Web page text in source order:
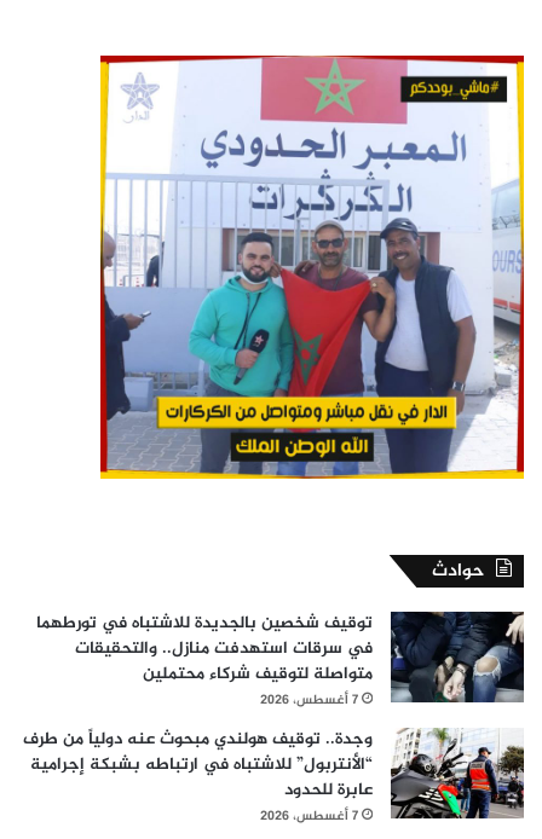
حوادث
توقيف شخصين بالجديدة للاشتباه في تورطهما
في سرقات استهدفت منازل.. والتحقيقات
متواصلة لتوقيف شركاء محتملين
7 أغسطس، 2026
وجدة.. توقيف هولندي مبحوث عنه دولياً من طرف
“الأنتربول” للاشتباه في ارتباطه بشبكة إجرامية
عابرة للحدود
7 أغسطس، 2026